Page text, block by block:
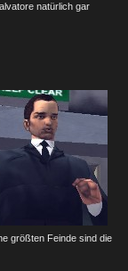
natürlich gar
größten Feinde sind die